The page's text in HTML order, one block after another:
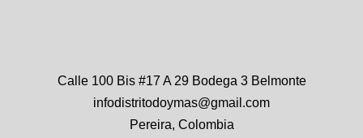
Calle 100 Bis #17 A 29 Bodega 3 Belmonte
infodistritodoymas@gmail.com
Pereira, Colombia